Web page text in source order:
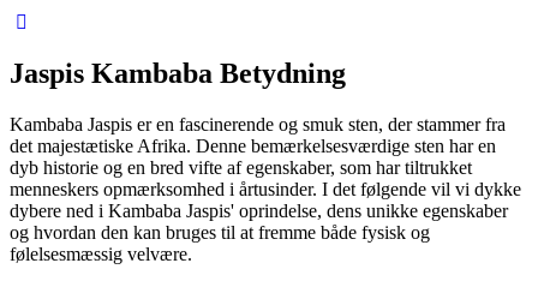
Jaspis Kambaba Betydning
Kambaba Jaspis er en fascinerende og smuk sten, der stammer fra
det majestætiske Afrika. Denne bemærkelsesværdige sten har en
dyb historie og en bred vifte af egenskaber, som har tiltrukket
menneskers opmærksomhed i årtusinder. I det følgende vil vi dykke
dybere ned i Kambaba Jaspis' oprindelse, dens unikke egenskaber
og hvordan den kan bruges til at fremme både fysisk og
følelsesmæssig velvære.